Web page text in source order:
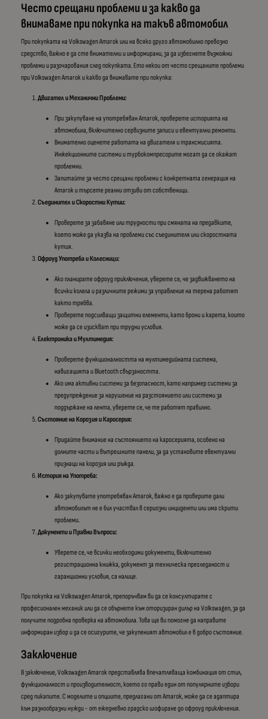
Често срещани проблеми и за какво да
внимаваме при покупка на такъв автомобил
При покупката на Volkswagen Amarok или на всяко друго автомобилно превозно
средство, важно е да сте внимателни и информирани, за да избегнете възможни
проблеми и разочарования след покупката. Ето някои от често срещаните проблеми
при Volkswagen Amarok и какво да внимавате при покупка:
Двигател и Механични Проблеми:
При закупуване на употребяван Amarok, проверете историята на
автомобила, включително сервизните записи и евентуални ремонти.
Внимателно оценете работата на двигателя и трансмисията.
Инжекционните системи и турбокомпресорите могат да се окажат
проблемни.
Запитайте за често срещани проблеми с конкретната генерация на
Amarok и търсете реални отзиви от собственици.
Съединител и Скоростни Кутии:
Проверете за забавяне или трудности при смяната на предавките,
което може да указва на проблеми със съединителя или скоростната
кутия.
Офроуд Употреба и Колесници:
Ако планирате офроуд приключения, уверете се, че задвижването на
всички колела и различните режими за управление на терена работят
както трябва.
Проверете подсилващи защитни елементи, като брони и карета, които
може да се изискват при трудни условия.
Електроника и Мултимедия:
Проверете функционалността на мултимедийната система,
навигацията и Bluetooth свързаността.
Ако има активни системи за безопасност, като например системи за
предупреждение за нарушение на разстоянието или системи за
поддържане на лента, уверете се, че те работят правилно.
Състояние на Корозия и Каросерия:
Придайте внимание на състоянието на каросерията, особено на
долните части и вътрешните панели, за да установите евентуални
признаци на корозия или ръжда.
История на Употреба:
Ако закупувате употребяван Amarok, важно е да проверите дали
автомобилът не е бил участвал в сериозни инциденти или има скрити
проблеми.
Документи и Правни Въпроси:
Уверете се, че всички необходими документи, включително
регистрационна книжка, документ за техническа прегледаност и
гаранционни условия, са налице.
При покупка на Volkswagen Amarok, препоръчвам ви да се консултирате с
професионален механик или да се обърнете към оторизиран дилър на Volkswagen, за да
получите подробна проверка на автомобила. Това ще ви помогне да направите
информиран избор и да се осигурите, че закупеният автомобил е в добро състояние.
Заключение
В заключение, Volkswagen Amarok представлява впечатляваща комбинация от стил,
функционалност и производителност, което го прави един от популярните избори
сред пикапите. С моделите и опциите, предлагани от Amarok, може да се адаптира
към разнообразни нужди - от ежедневно градско шофиране до офроуд приключения.